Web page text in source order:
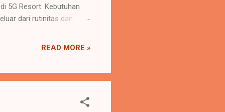
5G Resort. Kebutuhan
dari rutinitas dan
sehat akan
READ MORE »